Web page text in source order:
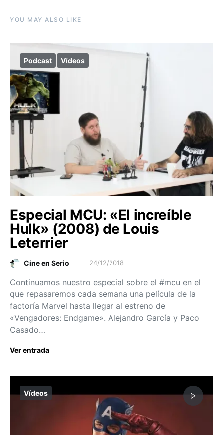
YOU MAY ALSO LIKE
Podcast Vídeos
Especial MCU: «El increíble
Hulk» (2008) de Louis
Leterrier
Cine en Serio 24/12/2018
Continuamos nuestro especial sobre el #mcu en el
que repasaremos cada semana una película de la
factoría Marvel hasta llegar al estreno de
«Vengadores: Endgame». Alejandro García y Paco
Casado…
Ver entrada
Vídeos